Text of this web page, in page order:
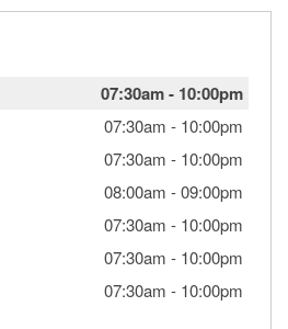
07:30am- 10:00pm
07:30am - 10:00pm
07:30am - 10:00pm
08:00am -09:00pm
07:30am - 10:00pm
07:30am - 10:00pm
07:30am - 10:00pm